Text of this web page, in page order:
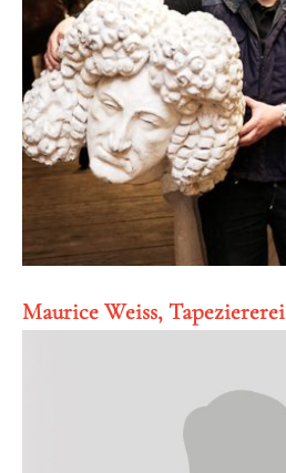
Maurice Weiss, Tapeziererei